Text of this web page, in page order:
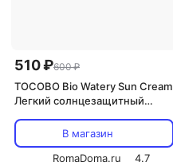
510 ₽600 ₽
TOCOBO Bio Watery Sun Cream
Легкий солнцезащитный
SPF50+/PA++++
В магазин
RomaDoma.ru
4.7